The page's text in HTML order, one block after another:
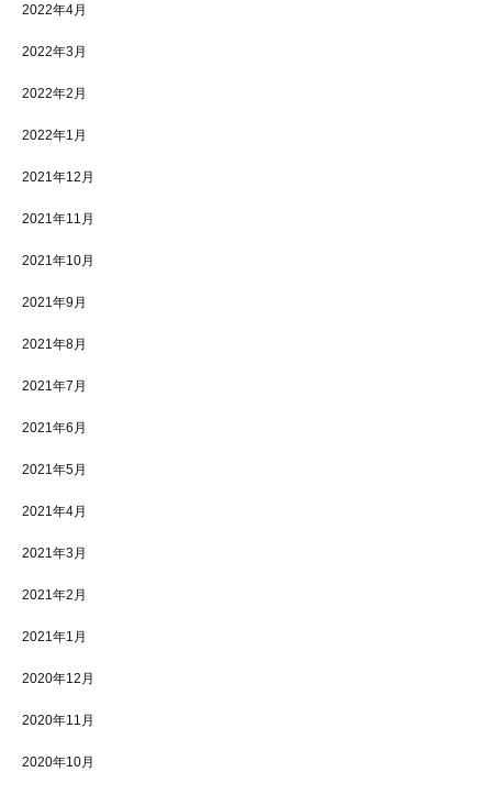
2022年4月
2022年3月
2022年2月
2022年1月
2021年12月
2021年11月
2021年10月
2021年9月
2021年8月
2021年7月
2021年6月
2021年5月
2021年4月
2021年3月
2021年2月
2021年1月
2020年12月
2020年11月
2020年10月